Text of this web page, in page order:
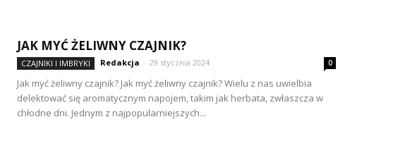
JAK MYĆ ŻELIWNY CZAJNIK?
CZAJNIKI I IMBRYKI Redakcja - 29 stycznia 2024 0
Jak myć żeliwny czajnik? Jak myć żeliwny czajnik? Wielu z nas uwielbia
delektować się aromatycznym napojem, takim jak herbata, zwłaszcza w
chłodne dni. Jednym z najpopularniejszych...